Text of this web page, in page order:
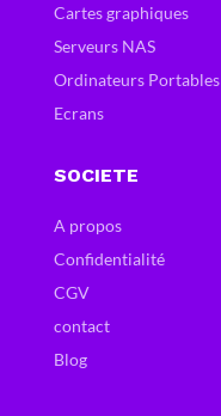
Cartes graphiques
Serveurs NAS
Ordinateurs Portables
Ecrans
SOCIETE
A propos
Confidentialité
CGV
contact
Blog